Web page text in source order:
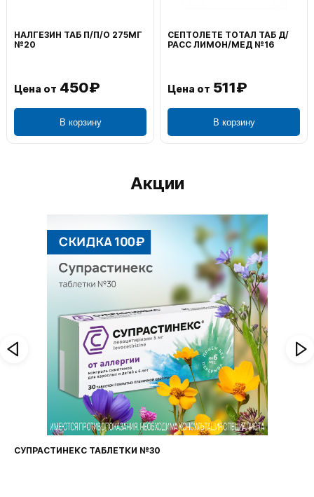
НАЛГЕЗИН ТАБ П/П/О 275МГ
№20
Цена от 450₽
В корзину
СЕПТОЛЕТЕ ТОТАЛ ТАБ Д/
РАСС ЛИМОН/МЕД №16
Цена от 511₽
В корзину
Акции
СУПРАСТИНЕКС ТАБЛЕТКИ №30